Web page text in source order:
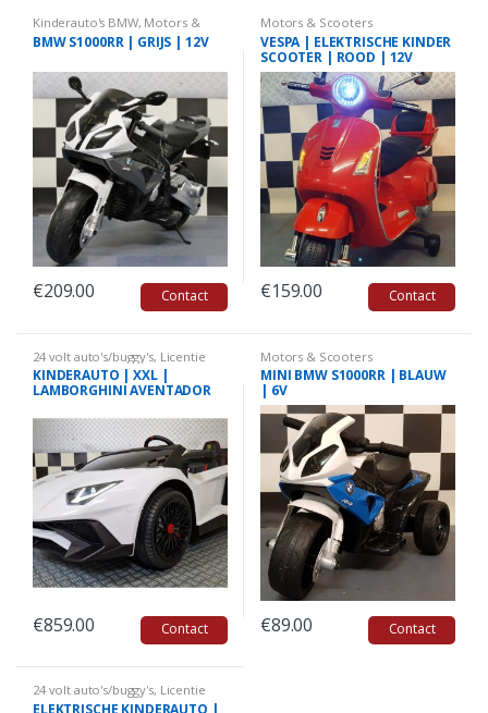
Kinderauto's BMW, Motors &
Scooters
BMW S1000RR | GRIJS | 12V
€209.00 Contact
Motors & Scooters
VESPA | ELEKTRISCHE KINDER
SCOOTER | ROOD | 12V
€159.00 Contact
24 volt auto's/buggy's, Licentie
auto's,Kinderauto's Lamborghini
KINDERAUTO | XXL |
LAMBORGHINI AVENTADOR
€859.00 Contact
Motors & Scooters
MINI BMW S1000RR | BLAUW
| 6V
€89.00 Contact
24 volt auto's/buggy's, Licentie
auto's,Kinderauto's Lamborghini